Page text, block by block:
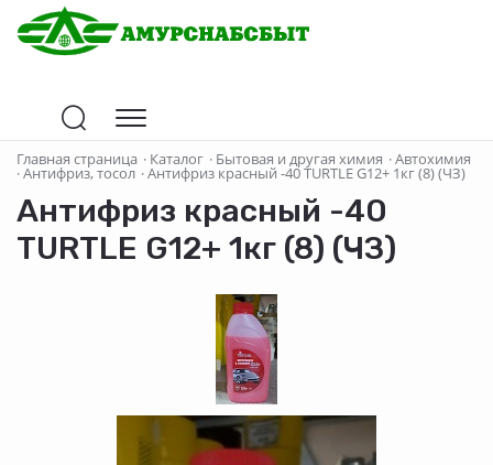
Главная страница · Каталог · Бытовая и другая химия ·Автохимия
·Антифриз, тосол ·Антифриз красный -40 TURTLE G12+ 1кг (8) (ЧЗ)
Антифриз красный -40
TURTLE G12+ 1кг (8) (ЧЗ)